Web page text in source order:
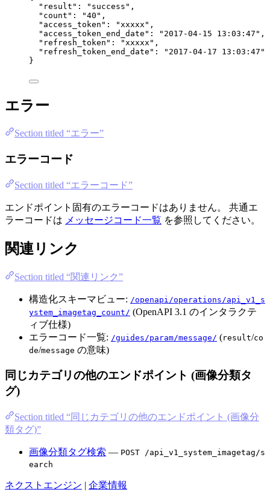
"result" : " success " ,
"count" : "40 " ,
"access_token" : " xxxxx " ,
"access_token_end_date" : " 2017-04-15 13:03:47 " ,
"refresh_token" : " xxxxx " ,
"refresh_token_end_date" : " 2017-04-17 13:03:47 "
}
エラー
Section titled “エラー”
エラーコード
Section titled “エラーコード”
エンドポイント固有のエラーコードはありません。 共通エ
ラーコードは メッセージコード一覧 を参照してください。
関連リンク
Section titled “関連リンク”
構造化スキーマビュー: /openapi/operations/api_v1_s
ystem_imagetag_count/ (OpenAPI 3.1 のインタラクテ
ィブ仕様)
エラーコード一覧: /guides/param/message/ (result/co
de/message の意味)
同じカテゴリの他のエンドポイント (画像分類タ
グ)
Section titled “同じカテゴリの他のエンドポイント (画像分
類タグ)”
画像分類タグ検索 — POST /api_v1_system_imagetag/s
earch
ネクストエンジン | 企業情報